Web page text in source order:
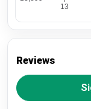
Reviews